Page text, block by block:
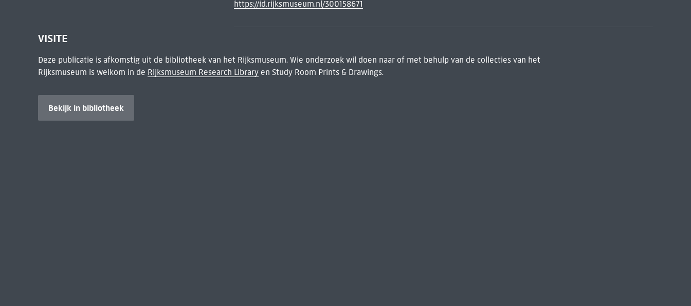
https://id.rijksmuseum.nl/300158671
VISITE
Deze publicatie is afkomstig uit de bibliotheek van het Rijksmuseum. Wie onderzoek wil doen naar of met behulp van de collecties van het
Rijksmuseum is welkom in de Rijksmuseum Research Libraryen Study Room Prints & Drawings.
Bekijk in bibliotheek